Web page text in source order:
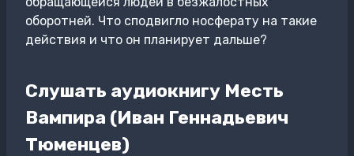
оборотней. Что сподвигло носферату на такие
действия и что он планирует дальше?
Слушать аудиокнигу Месть
Вампира (Иван Геннадьевич
Тюменцев)